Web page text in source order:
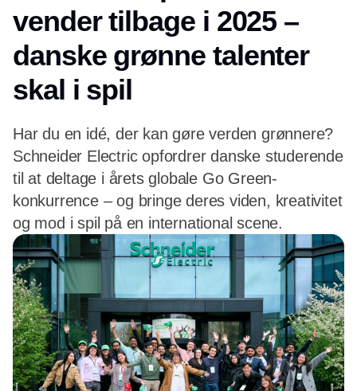
vender tilbage i 2025 –
danske grønne talenter
skal i spil
Har du en idé, der kan gøre verden grønnere?
Schneider Electric opfordrer danske studerende
til at deltage i årets globale Go Green-
konkurrence – og bringe deres viden, kreativitet
og mod i spil på en international scene.